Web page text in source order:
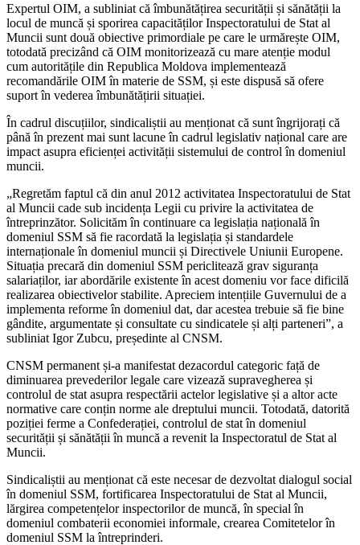
Expertul OIM, a subliniat că îmbunătățirea securității și sănătății la
locul de muncă și sporirea capacităților Inspectoratului de Stat al
Muncii sunt două obiective primordiale pe care le urmărește OIM,
totodată precizând că OIM monitorizează cu mare atenție modul
cum autoritățile din Republica Moldova implementează
recomandările OIM în materie de SSM, și este dispusă să ofere
suport în vederea îmbunătățirii situației.
În cadrul discuțiilor, sindicaliștii au menționat că sunt îngrijorați că
până în prezent mai sunt lacune în cadrul legislativ național care are
impact asupra eficienței activității sistemului de control în domeniul
muncii.
„Regretăm faptul că din anul 2012 activitatea Inspectoratului de Stat
al Muncii cade sub incidența Legii cu privire la activitatea de
întreprinzător. Solicităm în continuare ca legislația națională în
domeniul SSM să fie racordată la legislația și standardele
internaționale în domeniul muncii și Directivele Uniunii Europene.
Situația precară din domeniul SSM periclitează grav siguranța
salariaților, iar abordările existente în acest domeniu vor face dificilă
realizarea obiectivelor stabilite. Apreciem intențiile Guvernului de a
implementa reforme în domeniul dat, dar acestea trebuie să fie bine
gândite, argumentate și consultate cu sindicatele și alți parteneri”, a
subliniat Igor Zubcu, președinte al CNSM.
CNSM permanent și-a manifestat dezacordul categoric față de
diminuarea prevederilor legale care vizează supravegherea și
controlul de stat asupra respectării actelor legislative și a altor acte
normative care conțin norme ale dreptului muncii. Totodată, datorită
poziției ferme a Confederației, controlul de stat în domeniul
securității și sănătății în muncă a revenit la Inspectoratul de Stat al
Muncii.
Sindicaliștii au menționat că este necesar de dezvoltat dialogul social
în domeniul SSM, fortificarea Inspectoratului de Stat al Muncii,
lărgirea competențelor inspectorilor de muncă, în special în
domeniul combaterii economiei informale, crearea Comitetelor în
domeniul SSM la întreprinderi.